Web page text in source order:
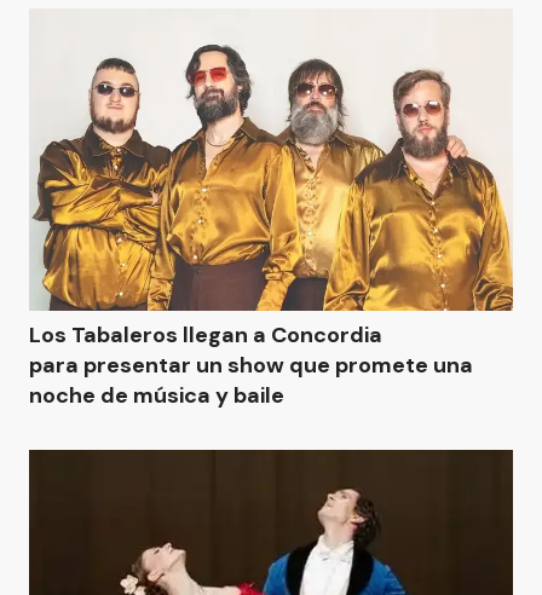
Los Tabaleros llegan a Concordia
para presentar un show que promete una
noche de música y baile